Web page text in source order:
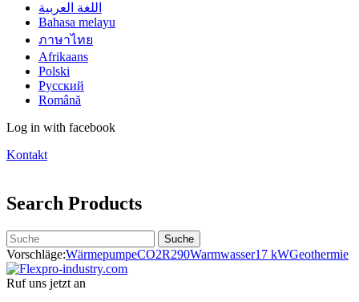
اللغة العربية
Bahasa melayu
ภาษาไทย
Afrikaans
Polski
Русский
Română
Log in with facebook
Kontakt
Search Products
Suche
Vorschläge:WärmepumpeCO2R290Warmwasser17 kWGeothermie
Ruf uns jetzt an